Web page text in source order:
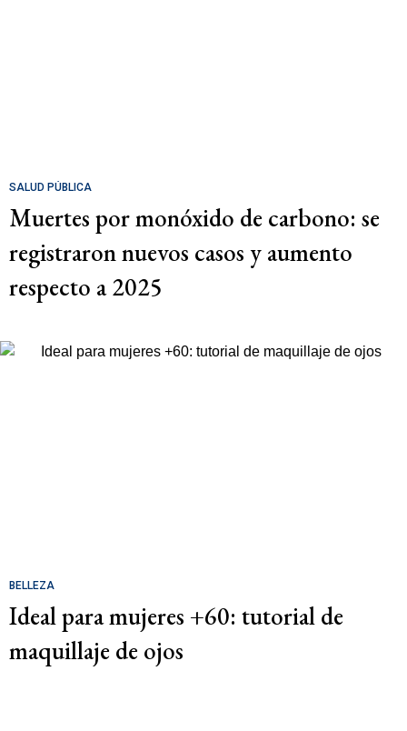
SALUD PÚBLICA
Muertes por monóxido de carbono: se
registraron nuevos casos y aumento
respecto a 2025
BELLEZA
Ideal para mujeres +60: tutorial de
maquillaje de ojos